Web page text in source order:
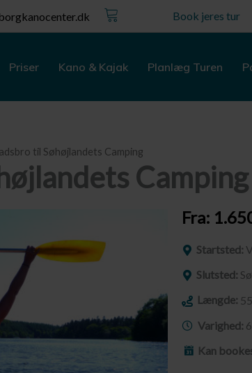
Kurv Book jeres tur
Priser Kano & Kajak Planlæg Turen
til Søhøjlandets Camping
Camping
Fra:
Startsted:
Slutsted:
Længde:
Varighed:
Kan